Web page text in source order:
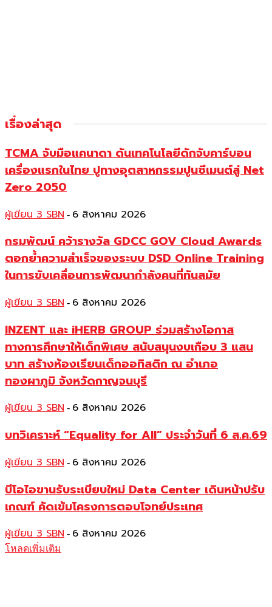
เรื่องล่าสุด
TCMA จับมือแคนาดา ดันเทคโนโลยีดักจับคาร์บอน
เครื่องแรกในไทย ปูทางอุตสาหกรรมปูนซีเมนต์สู่ Net
Zero 2050
ผู้เขียน 3 SBN - 6 สิงหาคม 2026
กรมพัฒน์ คว้ารางวัล GDCC GOV Cloud Awards
ตอกย้ำความสำเร็จของระบบ DSD Online Training
ในการขับเคลื่อนการพัฒนากำลังคนที่ทันสมัย
ผู้เขียน 3 SBN - 6 สิงหาคม 2026
INZENT และ iHERB GROUP ร่วมสร้างโอกาส
ทางการศึกษาให้เด็กพิเศษ สนับสนุนงบเกือบ 3 แสน
บาท สร้างห้องเรียนเด็กออทิสติก ณ อำเภอ
ทองผาภูมิ จังหวัดกาญจนบุรี
ผู้เขียน 3 SBN - 6 สิงหาคม 2026
บทวิเคราะห์ “Equality for All” ประจำวันที่ 6 ส.ค.69
ผู้เขียน 3 SBN - 6 สิงหาคม 2026
บีโอไอขานรับระเบียบใหม่ Data Center เดินหน้าปรับ
เกณฑ์ คัดเข้มโครงการตอบโจทย์ประเทศ
ผู้เขียน 3 SBN - 6 สิงหาคม 2026
โหลดเพิ่มเติม